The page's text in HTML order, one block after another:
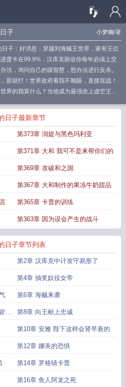
小梦幽/著
子
子：好消息：穿越到海贼王世界，家有王位
度卡在99.9%，汉库克胁迫你每年必须上交
法，询问自己的级智慧，想办法进行反杀。
那就打！世界政府看我不顺眼，直接宣战！
界的我算什么？当他成为最强坐上虚空王座
在海贼世界四处游荡
贼世界当渣男我在海贼世界攻略美女的日子无
日子最新章节
第373章 润媞与黑色玛利亚
第371章 大和 我可不是来帮你们的
第369章 攻破和之国
第367章 大和制作的果冻牛奶甜品
第365章 卡普的训练
第363章 因为误会产生的战斗
日子章节列表
第2章 汉库克中计攻守易形了
第4章 抽奖奴役女帝
第6章 海贼来袭
为 第8章 向王献上忠诚
第10章 安雅 陛下这样会肾早衰的
第12章 娜美的恐惧
第14章 罗格镇卡普
第16章 鱼人阿龙之死